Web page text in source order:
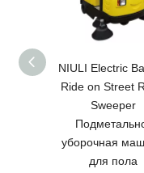
NIULI Electric
Ride on Street
Sweeper
уборочная
для пола